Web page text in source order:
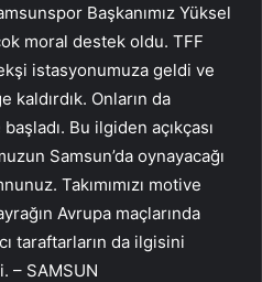
Başkanımız Yüksel
moral destek oldu. TFF
istasyonumuza geldi ve
kaldırdık. Onların da
Bu ilgiden açıkçası
Samsun’da oynayacağı
Takımımızı motive
Avrupa maçlarında
taraftarların da ilgisini
– SAMSUN